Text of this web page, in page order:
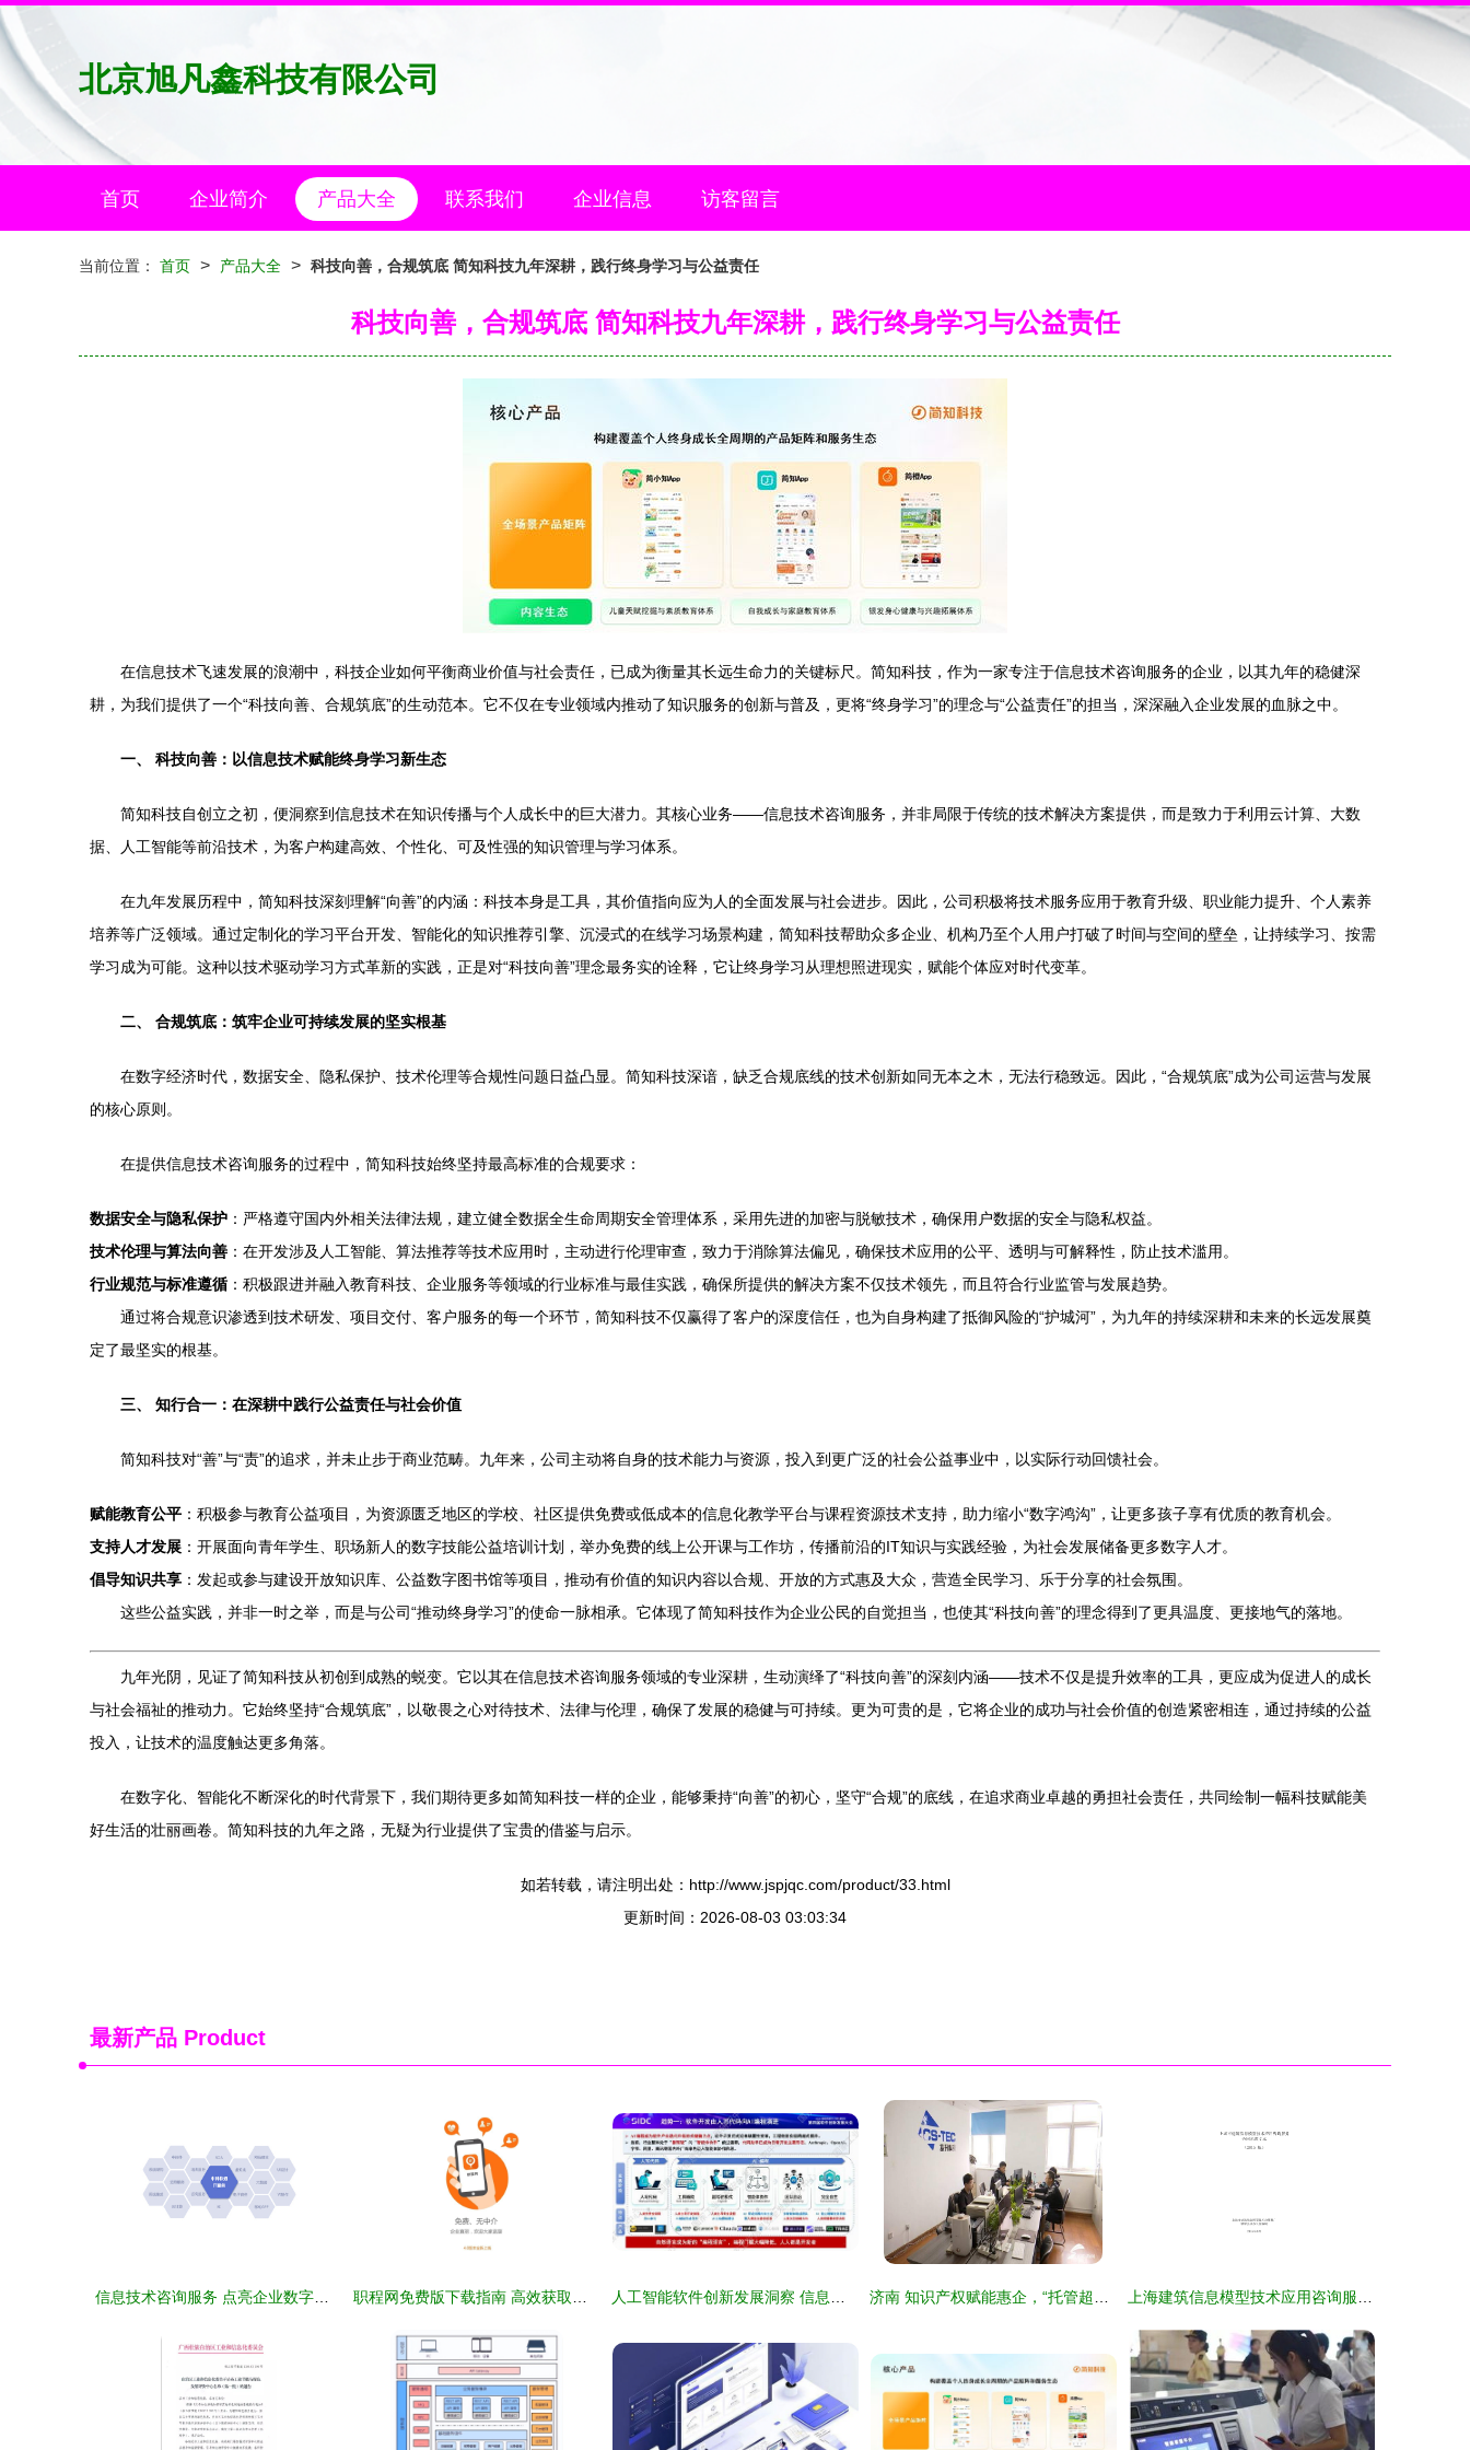
北京旭凡鑫科技有限公司
首页 企业简介 产品大全 联系我们 企业信息 访客留言
当前位置： 首页 > 产品大全 > 科技向善，合规筑底 简知科技九年深耕，践行终身学习与公益责任
科技向善，合规筑底 简知科技九年深耕，践行终身学习与公益责任
在信息技术飞速发展的浪潮中，科技企业如何平衡商业价值与社会责任，已成为衡量其长远生命力的关键标尺。简知科技，作为一家专注于信息技术咨询服务的企业，以其九年的稳健深
耕，为我们提供了一个“科技向善、合规筑底”的生动范本。它不仅在专业领域内推动了知识服务的创新与普及，更将“终身学习”的理念与“公益责任”的担当，深深融入企业发展的血脉之中。
一、 科技向善：以信息技术赋能终身学习新生态
简知科技自创立之初，便洞察到信息技术在知识传播与个人成长中的巨大潜力。其核心业务——信息技术咨询服务，并非局限于传统的技术解决方案提供，而是致力于利用云计算、大数
据、人工智能等前沿技术，为客户构建高效、个性化、可及性强的知识管理与学习体系。
在九年发展历程中，简知科技深刻理解“向善”的内涵：科技本身是工具，其价值指向应为人的全面发展与社会进步。因此，公司积极将技术服务应用于教育升级、职业能力提升、个人素养
培养等广泛领域。通过定制化的学习平台开发、智能化的知识推荐引擎、沉浸式的在线学习场景构建，简知科技帮助众多企业、机构乃至个人用户打破了时间与空间的壁垒，让持续学习、按需
学习成为可能。这种以技术驱动学习方式革新的实践，正是对“科技向善”理念最务实的诠释，它让终身学习从理想照进现实，赋能个体应对时代变革。
二、 合规筑底：筑牢企业可持续发展的坚实根基
在数字经济时代，数据安全、隐私保护、技术伦理等合规性问题日益凸显。简知科技深谙，缺乏合规底线的技术创新如同无本之木，无法行稳致远。因此，“合规筑底”成为公司运营与发展
的核心原则。
在提供信息技术咨询服务的过程中，简知科技始终坚持最高标准的合规要求：
数据安全与隐私保护 ：严格遵守国内外相关法律法规，建立健全数据全生命周期安全管理体系，采用先进的加密与脱敏技术，确保用户数据的安全与隐私权益。
技术伦理与算法向善 ：在开发涉及人工智能、算法推荐等技术应用时，主动进行伦理审查，致力于消除算法偏见，确保技术应用的公平、透明与可解释性，防止技术滥用。
行业规范与标准遵循 ：积极跟进并融入教育科技、企业服务等领域的行业标准与最佳实践，确保所提供的解决方案不仅技术领先，而且符合行业监管与发展趋势。
通过将合规意识渗透到技术研发、项目交付、客户服务的每一个环节，简知科技不仅赢得了客户的深度信任，也为自身构建了抵御风险的“护城河”，为九年的持续深耕和未来的长远发展奠
定了最坚实的根基。
三、 知行合一：在深耕中践行公益责任与社会价值
简知科技对“善”与“责”的追求，并未止步于商业范畴。九年来，公司主动将自身的技术能力与资源，投入到更广泛的社会公益事业中，以实际行动回馈社会。
赋能教育公平 ：积极参与教育公益项目，为资源匮乏地区的学校、社区提供免费或低成本的信息化教学平台与课程资源技术支持，助力缩小“数字鸿沟”，让更多孩子享有优质的教育机会。
支持人才发展 ：开展面向青年学生、职场新人的数字技能公益培训计划，举办免费的线上公开课与工作坊，传播前沿的IT知识与实践经验，为社会发展储备更多数字人才。
倡导知识共享 ：发起或参与建设开放知识库、公益数字图书馆等项目，推动有价值的知识内容以合规、开放的方式惠及大众，营造全民学习、乐于分享的社会氛围。
这些公益实践，并非一时之举，而是与公司“推动终身学习”的使命一脉相承。它体现了简知科技作为企业公民的自觉担当，也使其“科技向善”的理念得到了更具温度、更接地气的落地。
九年光阴，见证了简知科技从初创到成熟的蜕变。它以其在信息技术咨询服务领域的专业深耕，生动演绎了“科技向善”的深刻内涵——技术不仅是提升效率的工具，更应成为促进人的成长
与社会福祉的推动力。它始终坚持“合规筑底”，以敬畏之心对待技术、法律与伦理，确保了发展的稳健与可持续。更为可贵的是，它将企业的成功与社会价值的创造紧密相连，通过持续的公益
投入，让技术的温度触达更多角落。
在数字化、智能化不断深化的时代背景下，我们期待更多如简知科技一样的企业，能够秉持“向善”的初心，坚守“合规”的底线，在追求商业卓越的勇担社会责任，共同绘制一幅科技赋能美
好生活的壮丽画卷。简知科技的九年之路，无疑为行业提供了宝贵的借鉴与启示。
如若转载，请注明出处：http://www.jspjqc.com/product/33.html
更新时间：2026-08-03 03:03:34
最新产品 Product